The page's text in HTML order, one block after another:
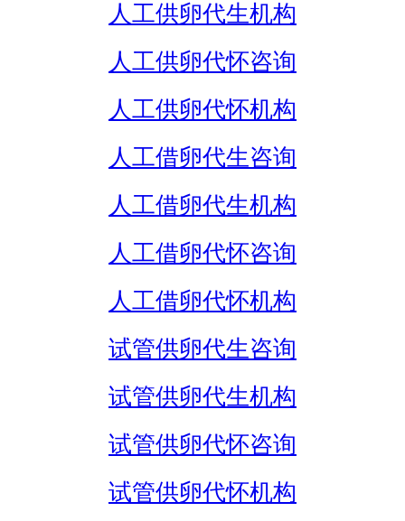
人工供卵代生机构
人工供卵代怀咨询
人工供卵代怀机构
人工借卵代生咨询
人工借卵代生机构
人工借卵代怀咨询
人工借卵代怀机构
试管供卵代生咨询
试管供卵代生机构
试管供卵代怀咨询
试管供卵代怀机构